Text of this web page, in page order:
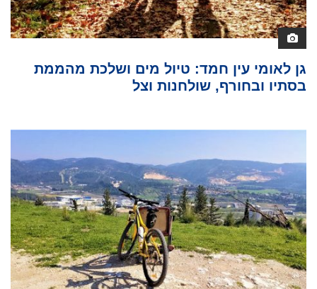
גן לאומי עין חמד: טיול מים ושלכת מהממת
בסתיו ובחורף, שולחנות וצל